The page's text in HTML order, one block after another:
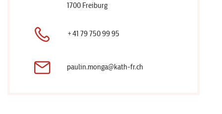
1700 Freiburg
+41 79 750 99 95
paulin.monga@kath-fr.ch